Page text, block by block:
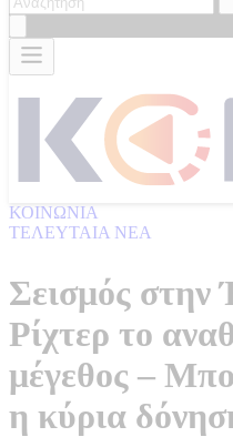
ΚΟΙΝΩΝΙΑ
ΤΕΛΕΥΤΑΙΑ ΝΕΑ
Σεισμός στην
Ρίχτερ το
μέγεθος –
η κύρια